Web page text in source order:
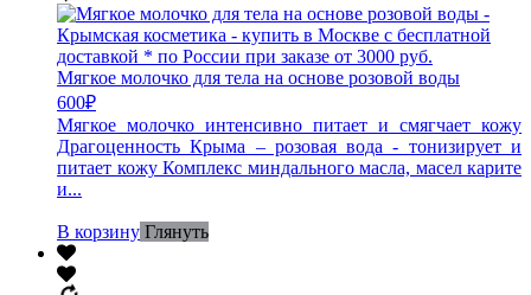
Мягкое молочко для тела на основе розовой воды
600₽
Мягкое молочко интенсивно питает и смягчает кожу
Драгоценность Крыма – розовая вода - тонизирует и
питает кожу Комплекс миндального масла, масел карите
и...
В корзину Глянуть